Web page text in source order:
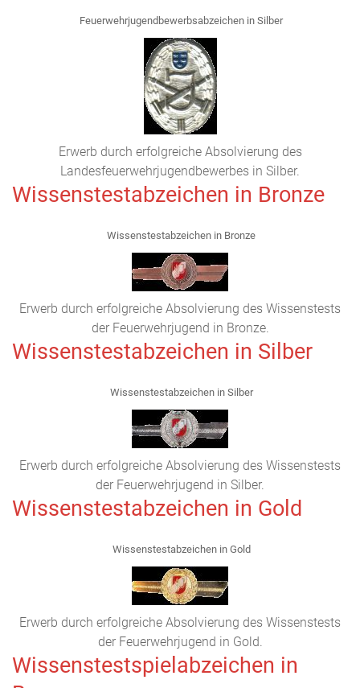
Feuerwehrjugendbewerbsabzeichen in Silber
Erwerb durch erfolgreiche Absolvierung des
Landesfeuerwehrjugendbewerbes in Silber.
Wissenstestabzeichen in Bronze
Wissenstestabzeichen in Bronze
Erwerb durch erfolgreiche Absolvierung des Wissenstests
der Feuerwehrjugend in Bronze.
Wissenstestabzeichen in Silber
Wissenstestabzeichen in Silber
Erwerb durch erfolgreiche Absolvierung des Wissenstests
der Feuerwehrjugend in Silber.
Wissenstestabzeichen in Gold
Wissenstestabzeichen in Gold
Erwerb durch erfolgreiche Absolvierung des Wissenstests
der Feuerwehrjugend in Gold.
Wissenstestspielabzeichen in